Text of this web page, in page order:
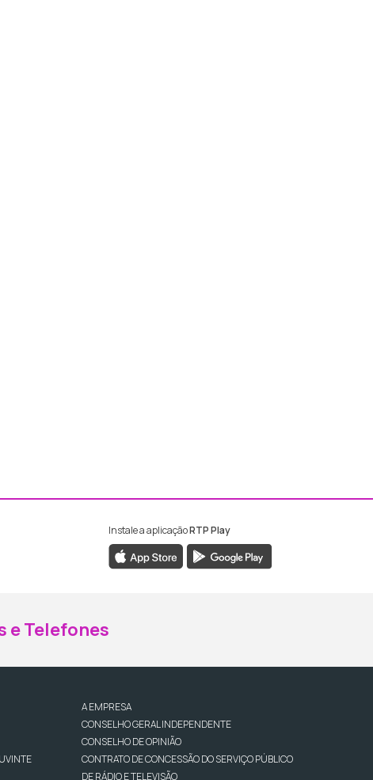
da RTP Madeira
da RTP Madeira
Instale a aplicaçãoRTP Play
e Telefones
A EMPRESA
CONSELHO GERAL INDEPENDENTE
CONSELHO DE OPINIÃO
CONTRATO DE CONCESSÃO DO SERVIÇO PÚBLICO
DE RÁDIO E TELEVISÃO